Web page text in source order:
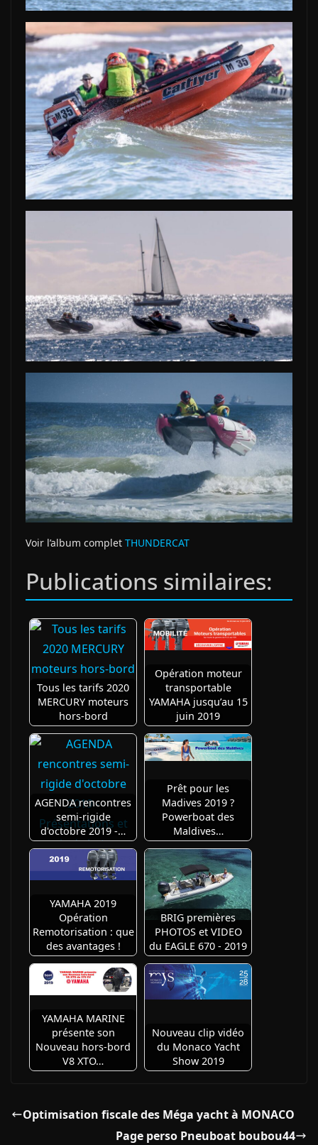
Voir l’album complet THUNDERCAT
Publications similaires:
Tous les tarifs 2020
MERCURY moteurs
hors-bord
Opération moteur
transportable
YAMAHA jusqu’au 15
juin 2019
AGENDA rencontres
semi-rigide
d'octobre 2019 -…
Prêt pour les
Madives 2019 ?
Powerboat des
Maldives…
YAMAHA 2019
Opération
Remotorisation : que
des avantages !
BRIG premières
PHOTOS et VIDEO
du EAGLE 670 - 2019
YAMAHA MARINE
présente son
Nouveau hors-bord
V8 XTO…
Nouveau clip vidéo
du Monaco Yacht
Show 2019
Optimisation fiscale des Méga yacht à MONACO
Page perso Pneuboat boubou44